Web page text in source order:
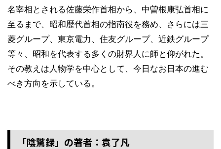
名宰相とされる佐藤栄作首相から、中曽根康弘首相に
至るまで、昭和歴代首相の指南役を務め、さらには三
菱グループ、東京電力、住友グループ、近鉄グループ
等々、昭和を代表する多くの財界人に師と仰がれた。
その教えは人物学を中心として、今日なお日本の進む
べき方向を示している。
「陰騭録」の著者：袁了凡